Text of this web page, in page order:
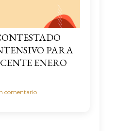
PARA
ENERO
comentario